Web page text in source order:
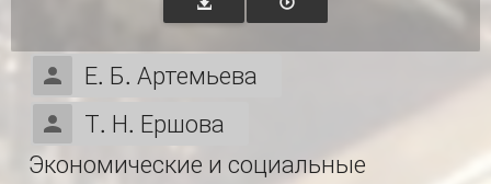
Е. Б. Артемьева
Т. Н. Ершова
Экономические и социальные